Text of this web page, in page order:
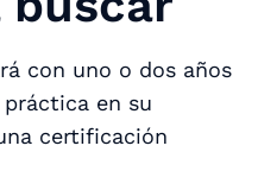
con uno o dos años
en su
certificación